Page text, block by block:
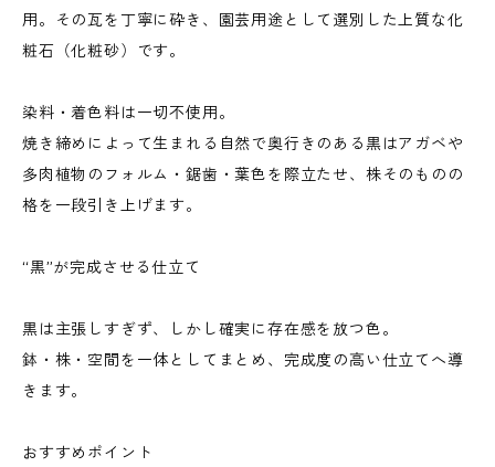
用。その瓦を丁寧に砕き、園芸用途として選別した上質な化
粧石（化粧砂）です。
染料・着色料は一切不使用。
焼き締めによって生まれる自然で奥行きのある黒はアガベや
多肉植物のフォルム・鋸歯・葉色を際立たせ、株そのものの
格を一段引き上げます。
“黒”が完成させる仕立て
黒は主張しすぎず、しかし確実に存在感を放つ色。
鉢・株・空間を一体としてまとめ、完成度の高い仕立てへ導
きます。
おすすめポイント